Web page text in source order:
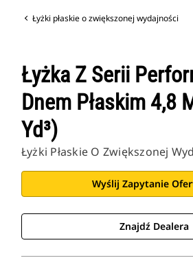
Łyżki płaskie o zwiększonej wydajności
Łyżka Z Serii
Dnem Płaskim 4,8
Yd³)
Łyżki Płaskie O Zwiększonej
Wyślij Zapytanie
Znajdź Dealera